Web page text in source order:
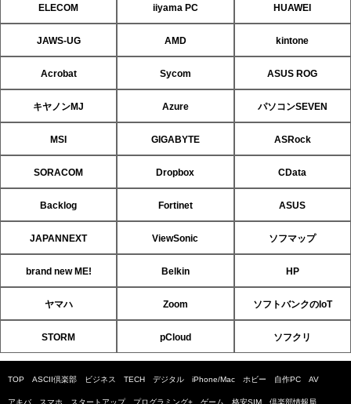
ELECOM iiyama PC HUAWEI
JAWS-UG AMD kintone
Acrobat Sycom ASUS ROG
キヤノンMJ Azure パソコンSEVEN
MSI GIGABYTE ASRock
SORACOM Dropbox CData
Backlog Fortinet ASUS
JAPANNEXT ViewSonic ソフマップ
brand new ME! Belkin HP
ヤマハ Zoom ソフトバンクのIoT
STORM pCloud ソフクリ
TOP ASCII倶楽部 ビジネス TECH デジタル iPhone/Mac ホビー 自作PC AV
アキバ スマホ スタートアップ プログラミング+ ゲーム 格安SIM 倶楽部情報局